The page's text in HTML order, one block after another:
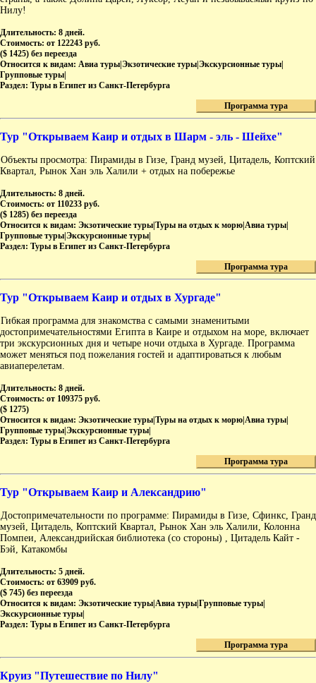
Нилу!
Длительность: 8 дней.
Стоимость: от 122243 руб.
($ 1425) без переезда
Относится к видам: Авиа туры|Экзотические туры|Экскурсионные туры|
Групповые туры|
Раздел: Туры в Египет из Санкт-Петербурга
Программа тура
Тур "Открываем Каир и отдых в Шарм - эль - Шейхе"
Объекты просмотра: Пирамиды в Гизе, Гранд музей, Цитадель, Коптский
Квартал, Рынок Хан эль Халили + отдых на побережье
Длительность: 8 дней.
Стоимость: от 110233 руб.
($ 1285) без переезда
Относится к видам: Экзотические туры|Туры на отдых к морю|Авиа туры|
Групповые туры|Экскурсионные туры|
Раздел: Туры в Египет из Санкт-Петербурга
Программа тура
Тур "Открываем Каир и отдых в Хургаде"
Гибкая программа для знакомства с самыми знаменитыми
достопримечательностями Египта в Каире и отдыхом на море, включает
три экскурсионных дня и четыре ночи отдыха в Хургаде. Программа
может меняться под пожелания гостей и адаптироваться к любым
авиаперелетам.
Длительность: 8 дней.
Стоимость: от 109375 руб.
($ 1275)
Относится к видам: Экзотические туры|Туры на отдых к морю|Авиа туры|
Групповые туры|Экскурсионные туры|
Раздел: Туры в Египет из Санкт-Петербурга
Программа тура
Тур "Открываем Каир и Александрию"
Достопримечательности по программе: Пирамиды в Гизе, Сфинкс, Гранд
музей, Цитадель, Коптский Квартал, Рынок Хан эль Халили, Колонна
Помпеи, Александрийская библиотека (со стороны) , Цитадель Кайт -
Бэй, Катакомбы
Длительность: 5 дней.
Стоимость: от 63909 руб.
($ 745) без переезда
Относится к видам: Экзотические туры|Авиа туры|Групповые туры|
Экскурсионные туры|
Раздел: Туры в Египет из Санкт-Петербурга
Программа тура
Круиз "Путешествие по Нилу"